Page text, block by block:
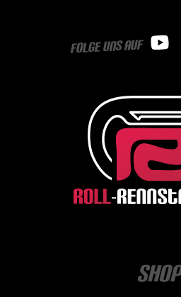
Folge uns auf
Shop